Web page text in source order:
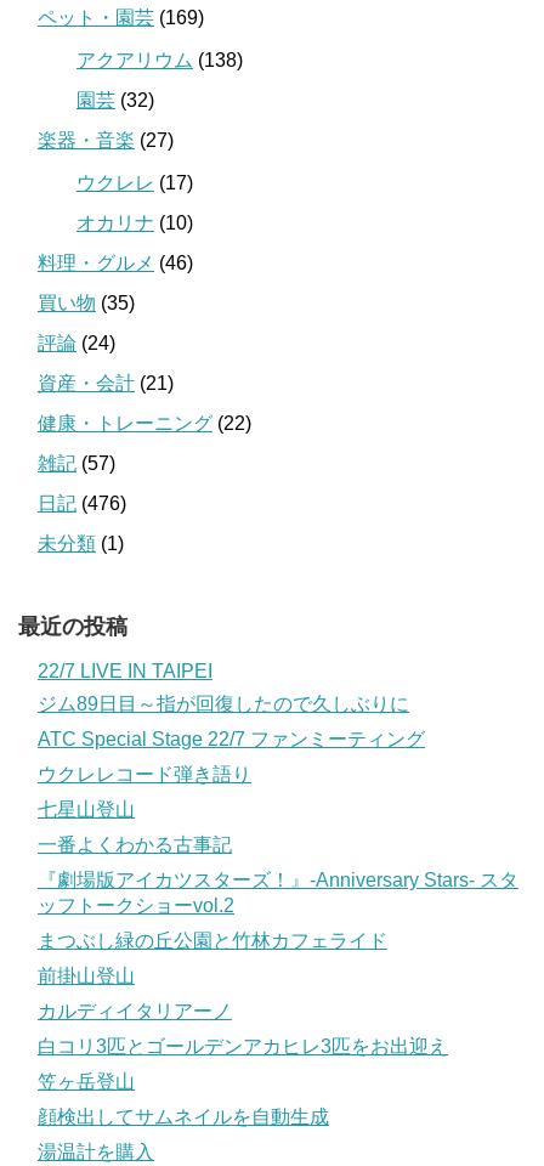
ペット・園芸 (169)
アクアリウム (138)
園芸 (32)
楽器・音楽 (27)
ウクレレ (17)
オカリナ (10)
料理・グルメ (46)
買い物 (35)
評論 (24)
資産・会計 (21)
健康・トレーニング (22)
雑記 (57)
日記 (476)
未分類 (1)
最近の投稿
22/7 LIVE IN TAIPEI
ジム89日目～指が回復したので久しぶりに
ATC Special Stage 22/7 ファンミーティング
ウクレレコード弾き語り
七星山登山
一番よくわかる古事記
『劇場版アイカツスターズ！』-Anniversary Stars- スタ
ッフトークショーvol.2
まつぶし緑の丘公園と竹林カフェライド
前掛山登山
カルディイタリアーノ
白コリ3匹とゴールデンアカヒレ3匹をお出迎え
笠ヶ岳登山
顔検出してサムネイルを自動生成
湯温計を購入